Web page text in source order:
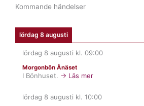
Kommande händelser
lördag 8 augusti
lördag 8 augusti kl. 09:00
Morgonbön Ånäset
I Bönhuset. → Läs mer
lördag 8 augusti kl. 10:00